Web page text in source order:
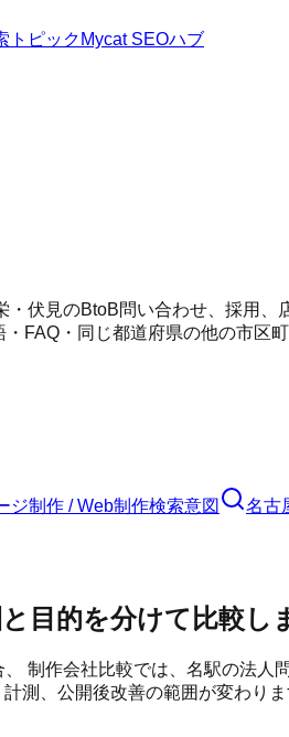
トピック Mycat SEOハブ
伏見のBtoB問い合わせ、採用
FAQ・同じ都道府県の他の市区
ジ制作 / Web制作検索意図 名古
目的を分けて比較し
制作会社比較では、名駅の法
測、公開後改善の範囲が変わり